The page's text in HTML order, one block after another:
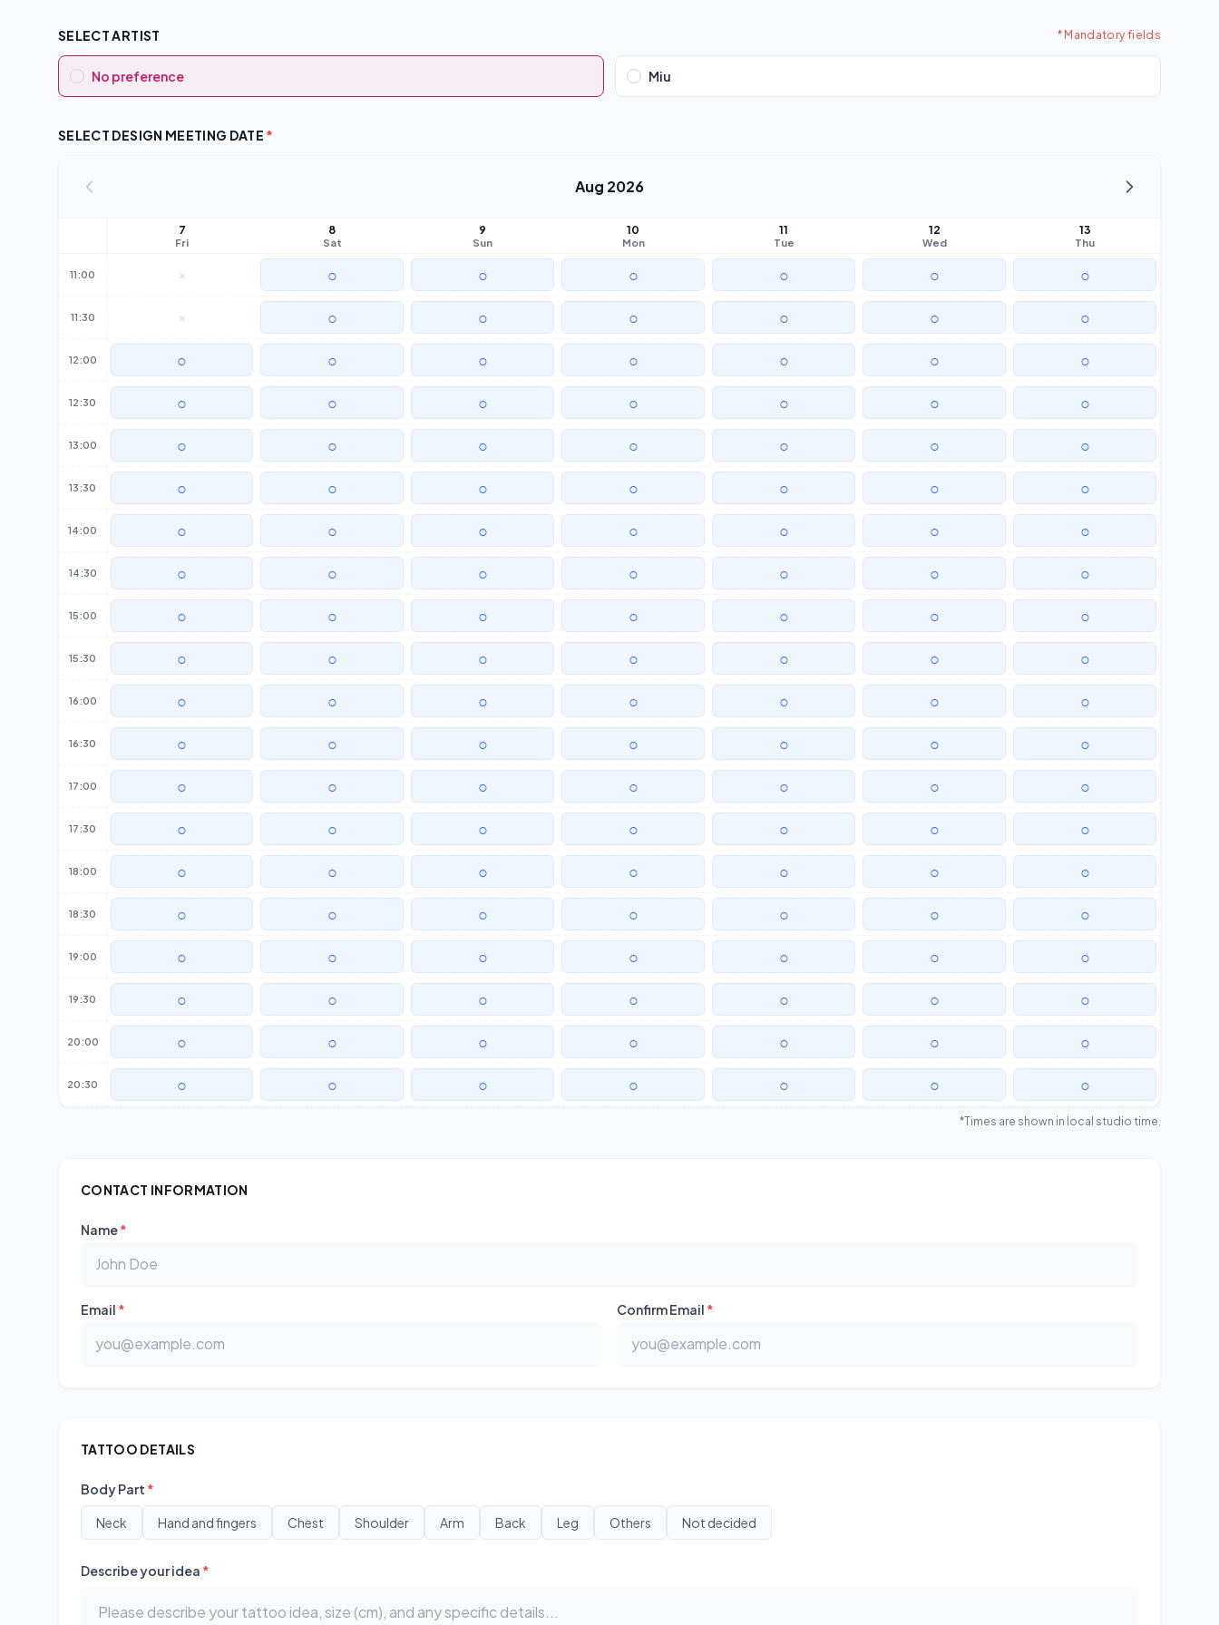
SELECT ARTIST * Mandatory fields
No preference Miu
SELECT DESIGN MEETING DATE *
Aug 2026
7
Fri
8
Sat
9
Sun
10
Mon
11
Tue
12
Wed
13
Thu
11:00 × ○ ○ ○ ○ ○ ○
11:30 × ○ ○ ○ ○ ○ ○
12:00 ○ ○ ○ ○ ○ ○ ○
12:30 ○ ○ ○ ○ ○ ○ ○
13:00 ○ ○ ○ ○ ○ ○ ○
13:30 ○ ○ ○ ○ ○ ○ ○
14:00 ○ ○ ○ ○ ○ ○ ○
14:30 ○ ○ ○ ○ ○ ○ ○
15:00 ○ ○ ○ ○ ○ ○ ○
15:30 ○ ○ ○ ○ ○ ○ ○
16:00 ○ ○ ○ ○ ○ ○ ○
16:30 ○ ○ ○ ○ ○ ○ ○
17:00 ○ ○ ○ ○ ○ ○ ○
17:30 ○ ○ ○ ○ ○ ○ ○
18:00 ○ ○ ○ ○ ○ ○ ○
18:30 ○ ○ ○ ○ ○ ○ ○
19:00 ○ ○ ○ ○ ○ ○ ○
19:30 ○ ○ ○ ○ ○ ○ ○
20:00 ○ ○ ○ ○ ○ ○ ○
20:30 ○ ○ ○ ○ ○ ○ ○
*Times are shown in local studio time.
CONTACT INFORMATION
Name*
Email * Confirm Email *
TATTOO DETAILS
Body Part *
Neck Hand and fingers Chest Shoulder Arm Back Leg Others Not decided
Describe your idea *